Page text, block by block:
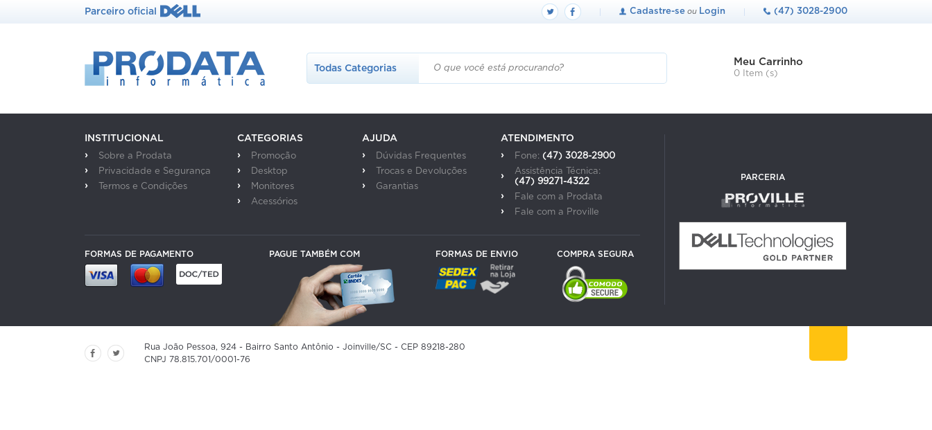
Parceiro oficial (47) 3028-2900
Cadastre-se ou Login
TodasCategorias
Meu Carrinho
0 Item (s)
INSTITUCIONAL
Sobre a Prodata
Privacidade e Segurança
Termos e Condições
CATEGORIAS
Promoção
Desktop
Monitores
Acessórios
AJUDA
Dúvidas Frequentes
Trocas e Devoluções
Garantias
ATENDIMENTO
Fone: (47) 3028-2900
Assistência Técnica:
(47) 99271-4322
Fale com a Prodata
Fale com a Proville
FORMAS DE PAGAMENTO PAGUE TAMBÉM COM FORMAS DE ENVIO COMPRA SEGURA
PARCERIA
Rua João Pessoa, 924 - Bairro Santo Antônio - Joinville/SC - CEP 89218-280
CNPJ 78.815.701/0001-76